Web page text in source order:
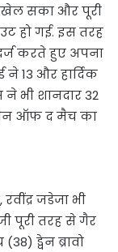
खेल सका और पूरी
हो गई. इस तरह
करते हुए अपना
ने 13 और हार्दिक
ने भी शानदार 32
मैन ऑफ द मैच का
जडेजा भी
पूरी तरह से गैर
ड्वेन ब्रावो